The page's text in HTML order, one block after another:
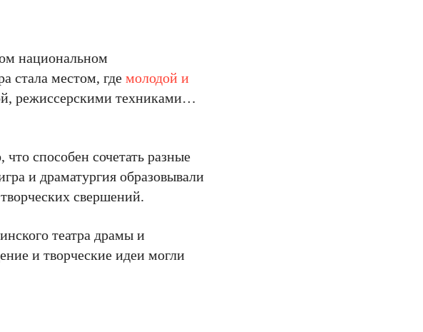
национальном
стала местом, где молодой и
режиссерскими техниками…
способен сочетать разные
и драматургия образовывали
свершений.
театра драмы и
и творческие идеи могли